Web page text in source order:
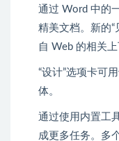
通过 Word 中的
精美文档。新的
自 Web 的相关上
“设计”选项卡可
体。
通过使用内置工
成更多任务。多